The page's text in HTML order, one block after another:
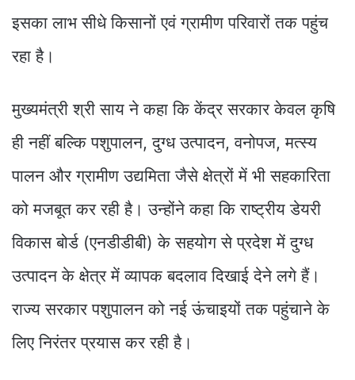
इसका लाभ सीधे किसानों एवं ग्रामीण परिवारों तक पहुंच
रहा है।
मुख्यमंत्री श्री साय ने कहा कि केंद्र सरकार केवल कृषि
ही नहीं बल्कि पशुपालन, दुग्ध उत्पादन, वनोपज, मत्स्य
पालन और ग्रामीण उद्यमिता जैसे क्षेत्रों में भी सहकारिता
को मजबूत कर रही है। उन्होंने कहा कि राष्ट्रीय डेयरी
विकास बोर्ड (एनडीडीबी) के सहयोग से प्रदेश में दुग्ध
उत्पादन के क्षेत्र में व्यापक बदलाव दिखाई देने लगे हैं।
राज्य सरकार पशुपालन को नई ऊंचाइयों तक पहुंचाने के
लिए निरंतर प्रयास कर रही है।